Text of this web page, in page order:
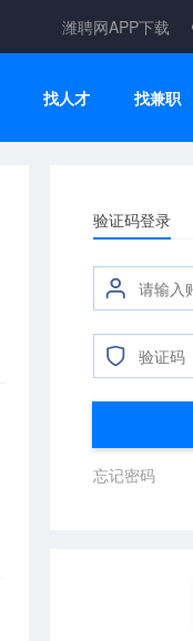
潍聘网APP下载
找人才 找兼职
验证码登录
忘记密码